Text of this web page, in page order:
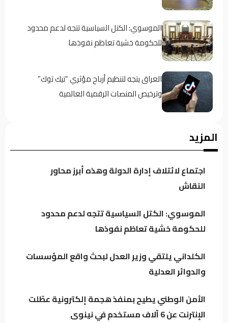
الموسوي: الكتل السياسية تتجه لدعم محدود
للحكومة خشية تعاظم نفوذها
العراق يتجه لتنظيم أرباح مؤثري “تيك توك”
وترخيص المنصات الرقمية العالمية
الدخيل يجدد دعمه للإيزيديين.. والناجيات: كان
الأمن الوطني يطيح بمنفذ هجمة إلكترونية عطّلت
المزيد
اجتماع لائتلاف إدارة الدولة وهذه أبرز محاور
النقاش
الموسوي: الكتل السياسية تتجه لدعم محدود
للحكومة خشية تعاظم نفوذها
الكلداني يلتقي وزير العدل لبحث واقع المؤسسات
والدوائر العدلية
الأمن الوطني يطيح بمنفذ هجمة إلكترونية عطّلت
الإنترنت عن 6 آلاف مستخدم في نينوى